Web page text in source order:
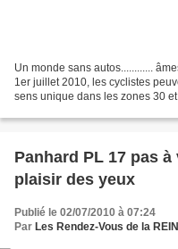
Un monde sans autos............
1er juillet 2010, les cyclistes
sens unique dans les zones 30
Panhard PL 17 pas
plaisir des yeux
Publié le 02/07/2010 à 07:24
Par Les Rendez-Vous de la